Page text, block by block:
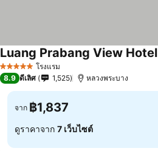
5 ดาว โรงแรม
Luang Prabang View Hotel
8.9 ดีเลิศ 1,525 หลวงพระบาง
จาก ฿1,837
ดูราคาจาก 7 เว็บไซต์